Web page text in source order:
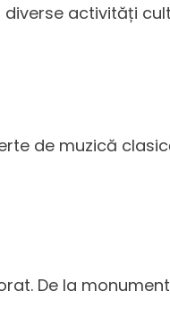
diverse activități
de muzică
De la